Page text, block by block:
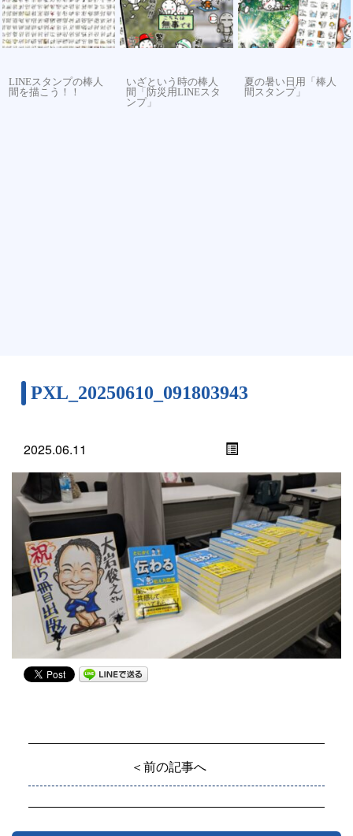
LINEスタンプの棒人
間を描こう！！
いざという時の棒人
間「防災用LINEスタ
ンプ」
夏の暑い日用「棒人
間スタンプ」
PXL_20250610_091803943
2025.06.11
＜前の記事へ